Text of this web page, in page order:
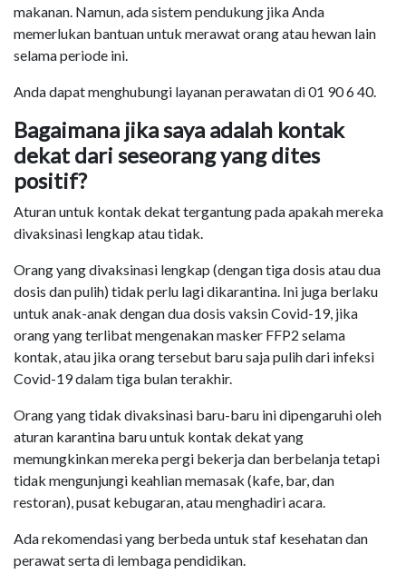
makanan. Namun, ada sistem pendukung jika Anda
memerlukan bantuan untuk merawat orang atau hewan lain
selama periode ini.
Anda dapat menghubungi layanan perawatan di 01 90 6 40.
Bagaimana jika saya adalah kontak
dekat dari seseorang yang dites
positif?
Aturan untuk kontak dekat tergantung pada apakah mereka
divaksinasi lengkap atau tidak.
Orang yang divaksinasi lengkap (dengan tiga dosis atau dua
dosis dan pulih) tidak perlu lagi dikarantina. Ini juga berlaku
untuk anak-anak dengan dua dosis vaksin Covid-19, jika
orang yang terlibat mengenakan masker FFP2 selama
kontak, atau jika orang tersebut baru saja pulih dari infeksi
Covid-19 dalam tiga bulan terakhir.
Orang yang tidak divaksinasi baru-baru ini dipengaruhi oleh
aturan karantina baru untuk kontak dekat yang
memungkinkan mereka pergi bekerja dan berbelanja tetapi
tidak mengunjungi keahlian memasak (kafe, bar, dan
restoran), pusat kebugaran, atau menghadiri acara.
Ada rekomendasi yang berbeda untuk staf kesehatan dan
perawat serta di lembaga pendidikan.